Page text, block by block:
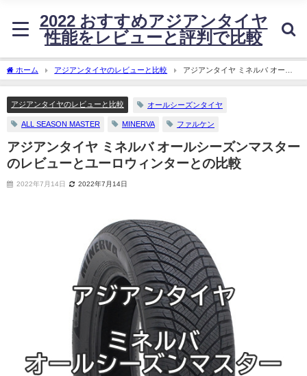
2022 おすすめアジアンタイヤ
性能をレビューと評判で比較
ホーム アジアンタイヤのレビューと比較
アジアンタイヤ ミネルバ オール
シーズンマスターのレビューとユーロウィンターとの比較
アジアンタイヤのレビューと比較 オールシーズンタイヤ
ALL SEASON MASTER MINERVA ファルケン
アジアンタイヤ ミネルバ オールシーズンマスター
のレビューとユーロウィンターとの比較
2022年7月14日 2022年7月14日